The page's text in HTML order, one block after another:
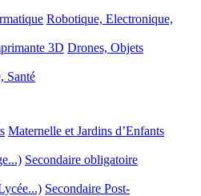
Robotique, Electronique,
3D Drones, Objets
Santé
Maternelle et Jardins d’Enfants
Secondaire obligatoire
Secondaire Post-